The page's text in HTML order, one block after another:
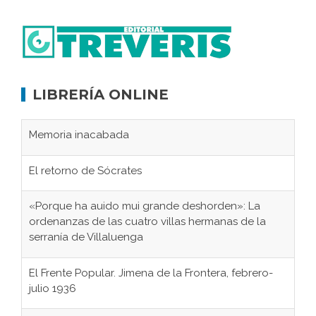
LIBRERÍA ONLINE
Memoria inacabada
El retorno de Sócrates
«Porque ha auido mui grande deshorden»: La
ordenanzas de las cuatro villas hermanas de la
serranía de Villaluenga
El Frente Popular. Jimena de la Frontera, febrero-
julio 1936